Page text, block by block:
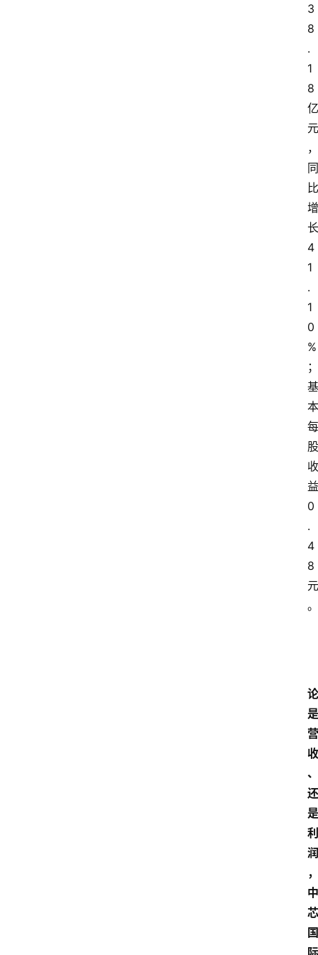
3
8
.
1
8
亿
元
，
同
比
增
长
4
1
.
1
0
%
；
基
本
每
股
收
益
0
.
4
8
元
。
论
是
营
收
、
还
是
利
润
，
中
芯
国
际